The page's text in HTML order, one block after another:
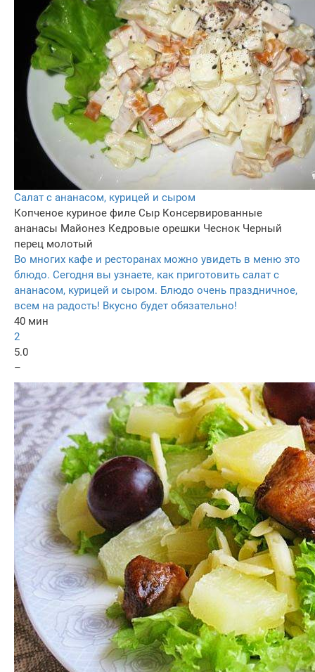
Салат с ананасом, курицей и сыром
Копченое куриное филе Сыр Консервированные
ананасы Майонез Кедровые орешки Чеснок Черный
перец молотый
Во многих кафе и ресторанах можно увидеть в меню это
блюдо. Сегодня вы узнаете, как приготовить салат с
ананасом, курицей и сыром. Блюдо очень праздничное,
всем на радость! Вкусно будет обязательно!
40 мин
2
5.0
–